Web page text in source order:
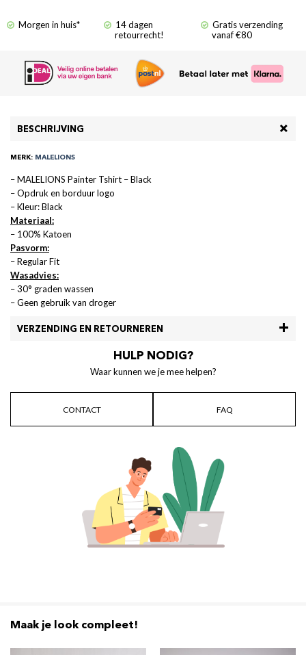
Morgen in huis*
14 dagen
retourrecht!
Gratis verzending
vanaf €80
BESCHRIJVING
MERK: MALELIONS
– MALELIONS Painter Tshirt – Black
– Opdruk en borduur logo
– Kleur: Black
Materiaal:
– 100% Katoen
Pasvorm:
– Regular Fit
Wasadvies:
– 30° graden wassen
– Geen gebruik van droger
VERZENDING EN RETOURNEREN
HULP NODIG?
Waar kunnen we je mee helpen?
CONTACT FAQ
Maak je look compleet!